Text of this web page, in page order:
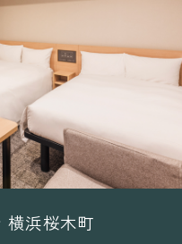
横浜桜木町